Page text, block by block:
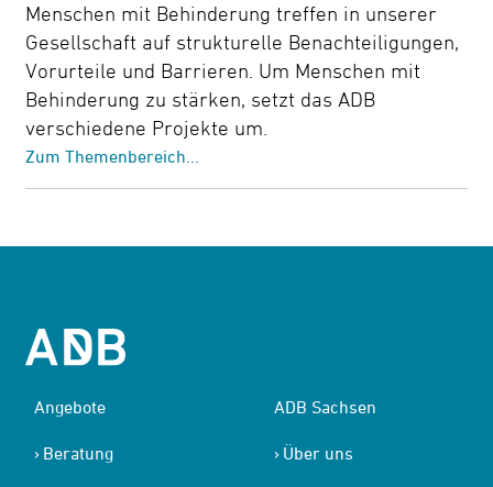
Menschen mit Behinderung treffen in unserer
Gesellschaft auf strukturelle Benachteiligungen,
Vorurteile und Barrieren. Um Menschen mit
Behinderung zu stärken, setzt das ADB
verschiedene Projekte um.
Zum Themenbereich...
Angebote
Beratung
ADB Sachsen
Über uns